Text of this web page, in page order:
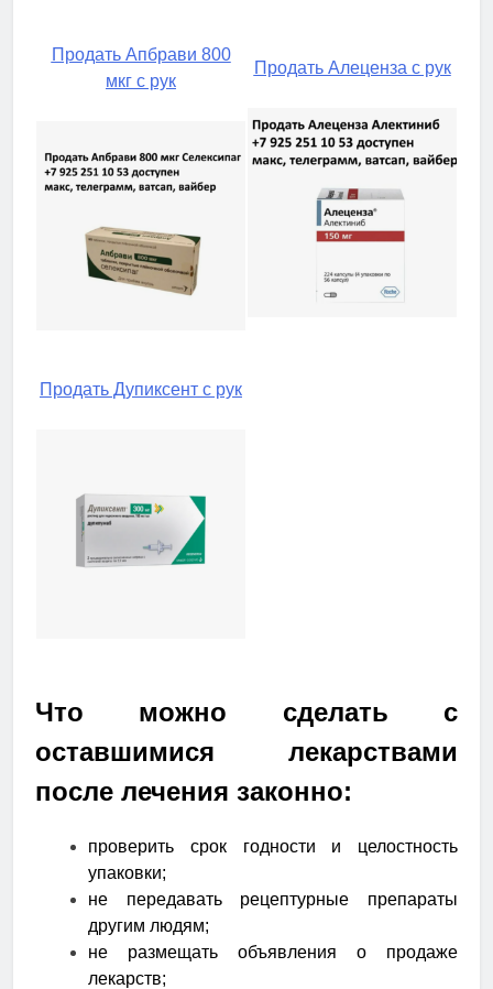
Продать Апбрави 800
мкг с рук
Продать Алеценза с рук
Продать Дупиксент с рук
Что можно сделать с
оставшимися лекарствами
после лечения законно:
проверить срок годности и целостность
упаковки;
не передавать рецептурные препараты
другим людям;
не размещать объявления о продаже
лекарств;